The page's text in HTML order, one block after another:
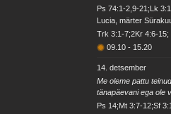
Ps 74:1-2,9-21;Lk
Lucia, märter
Trk 3:1-7;2Kr 4:6-15;
09.10- 15.20
14. detsember
Me oleme pattu
tänapäevani ega ole
Ps 14;Mt 3:7-12;Sf